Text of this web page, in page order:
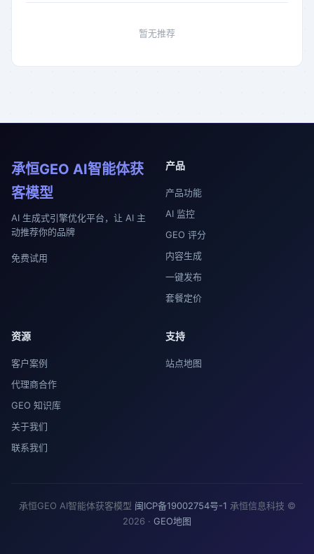
暂无推荐
承恒GEO AI智能体获
客模型
AI 生成式引擎优化平台，让 AI 主
动推荐你的品牌
免费试用
产品
产品功能
AI 监控
GEO 评分
内容生成
一键发布
套餐定价
资源
客户案例
代理商合作
GEO 知识库
关于我们
联系我们
支持
站点地图
承恒GEO AI智能体获客模型 闽ICP备19002754号-1 承恒信息科技 ©
2026 · GEO地图